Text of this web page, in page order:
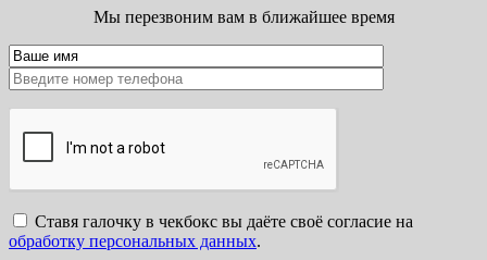
Мы перезвоним вам в ближайшее время
Ставя галочку в чекбокс вы даёте своё согласие на
обработку персональных данных.